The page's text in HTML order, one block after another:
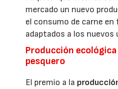
mercado un nuevo
el consumo de carne
adaptados a los nuevos
Producción
pesquero
El premio a la